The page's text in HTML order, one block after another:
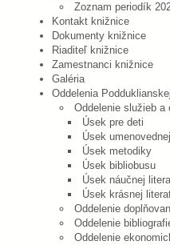
Zoznam periodík
Kontakt knižnice
Dokumenty knižnice
Riaditeľ knižnice
Zamestnanci knižnice
Galéria
Oddelenia
Oddelenie služieb a
Úsek pre deti
Úsek
Úsek metodiky
Úsek bibliobusu
Úsek náučnej
Úsek krásnej
Oddelenie
Oddelenie
Oddelenie